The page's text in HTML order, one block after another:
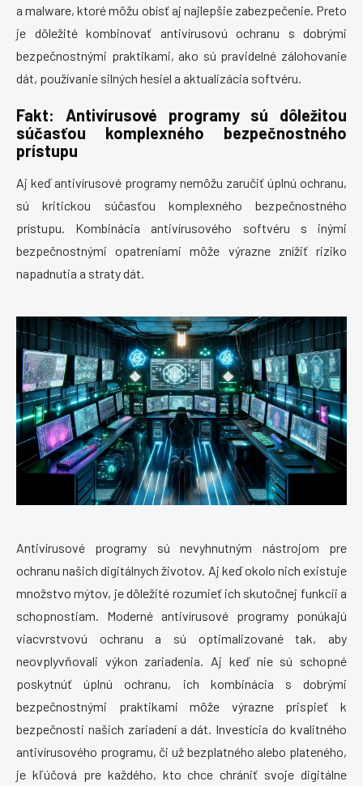
a malware, ktoré môžu obísť aj najlepšie zabezpečenie. Preto
je dôležité kombinovať antivírusovú ochranu s dobrými
bezpečnostnými praktikami, ako sú pravidelné zálohovanie
dát, používanie silných hesiel a aktualizácia softvéru.
Fakt: Antivírusové programy sú dôležitou
súčasťou komplexného bezpečnostného
prístupu
Aj keď antivírusové programy nemôžu zaručiť úplnú ochranu,
sú kritickou súčasťou komplexného bezpečnostného
prístupu. Kombinácia antivírusového softvéru s inými
bezpečnostnými opatreniami môže výrazne znížiť riziko
napadnutia a straty dát.
Antivírusové programy sú nevyhnutným nástrojom pre
ochranu našich digitálnych životov. Aj keď okolo nich existuje
množstvo mýtov, je dôležité rozumieť ich skutočnej funkcii a
schopnostiam. Moderné antivírusové programy ponúkajú
viacvrstvovú ochranu a sú optimalizované tak, aby
neovplyvňovali výkon zariadenia. Aj keď nie sú schopné
poskytnúť úplnú ochranu, ich kombinácia s dobrými
bezpečnostnými praktikami môže výrazne prispieť k
bezpečnosti našich zariadení a dát. Investícia do kvalitného
antivírusového programu, či už bezplatného alebo plateného,
je kľúčová pre každého, kto chce chrániť svoje digitálne